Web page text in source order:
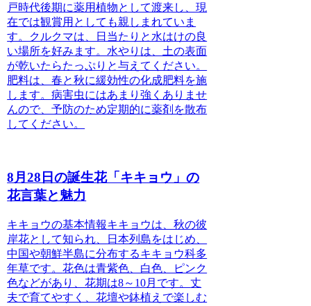
戸時代後期に薬用植物として渡来し、現
在では観賞用としても親しまれていま
す。クルクマは、日当たりと水はけの良
い場所を好みます。水やりは、土の表面
が乾いたらたっぷりと与えてください。
肥料は、春と秋に緩効性の化成肥料を施
します。病害虫にはあまり強くありませ
んので、予防のため定期的に薬剤を散布
してください。
8月28日の誕生花「キキョウ」の
花言葉と魅力
キキョウの基本情報キキョウは、秋の彼
岸花として知られ、日本列島をはじめ、
中国や朝鮮半島に分布するキキョウ科多
年草です。花色は青紫色、白色、ピンク
色などがあり、花期は8～10月です。丈
夫で育てやすく、花壇や鉢植えで楽しむ